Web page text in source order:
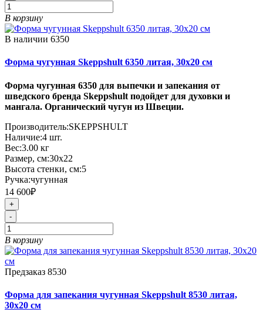
В корзину
В наличии 6350
Форма чугунная Skeppshult 6350 литая, 30х20 см
Форма чугунная 6350 для выпечки и запекания от
шведского бренда Skeppshult подойдет для духовки и
мангала. Органический чугун из Швеции.
Производитель:SKEPPSHULT
Наличие:4 шт.
Вес:3.00 кг
Размер, см:30х22
Высота стенки, см:5
Ручка:чугунная
14 600₽
+
-
В корзину
Предзаказ 8530
Форма для запекания чугунная Skeppshult 8530 литая,
30х20 см